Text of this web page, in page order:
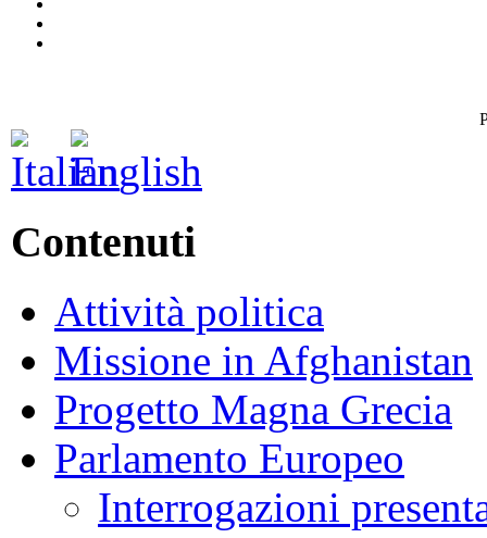
Contenuti
Attività politica
Missione in Afghanistan
Progetto Magna Grecia
Parlamento Europeo
Interrogazioni